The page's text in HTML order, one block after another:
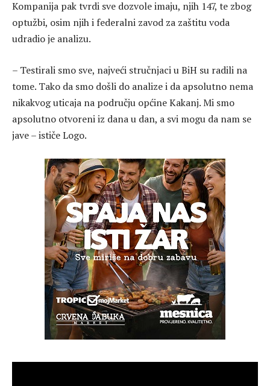
Kompanija pak tvrdi sve dozvole imaju, njih 147, te zbog
optužbi, osim njih i federalni zavod za zaštitu voda
udradio je analizu.
– Testirali smo sve, najveći stručnjaci u BiH su radili na
tome. Tako da smo došli do analize i da apsolutno nema
nikakvog uticaja na području općine Kakanj. Mi smo
apsolutno otvoreni iz dana u dan, a svi mogu da nam se
jave – ističe Logo.